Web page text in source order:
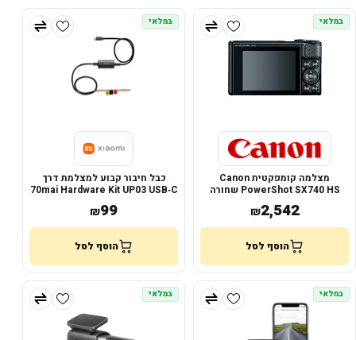
במלאי
מצלמה קומפקטית Canon
PowerShot SX740 HS שחורה
₪2,542
הוסף לסל
במלאי
כבל חיבור קבוע למצלמת דרך
70mai Hardware Kit UP03 USB‑C
₪99
הוסף לסל
במלאי במלאי